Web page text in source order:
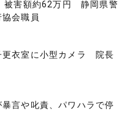
害額約62万円 静岡県警
会職員
更衣室に小型カメラ 院長
言や叱責、パワハラで停